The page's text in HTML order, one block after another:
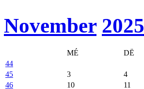
November 2025
MÉ DË
44
45
3 4
46
10 11